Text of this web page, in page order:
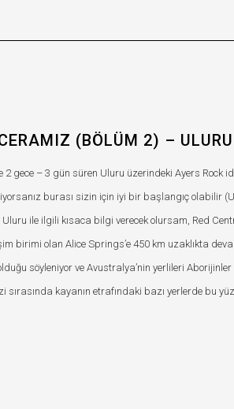
(BÖLÜM 2) – ULURU
2 gece – 3 gün süren Uluru üzerindeki Ayers Rock
burası sizin için iyi bir başlangıç olabilir
ile ilgili kısaca bilgi verecek olursam, Red
birimi olan Alice Springs’e 450 km uzaklıkta
söyleniyor ve Avustralya’nin yerlileri Aborijinler
kayanın etrafındaki bazı yerlerde bu